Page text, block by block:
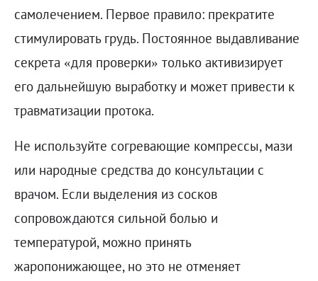
самолечением. Первое правило: прекратите
стимулировать грудь. Постоянное выдавливание
секрета «для проверки» только активизирует
его дальнейшую выработку и может привести к
травматизации протока.
Не используйте согревающие компрессы, мази
или народные средства до консультации с
врачом. Если выделения из сосков
сопровождаются сильной болью и
температурой, можно принять
жаропонижающее, но это не отменяет